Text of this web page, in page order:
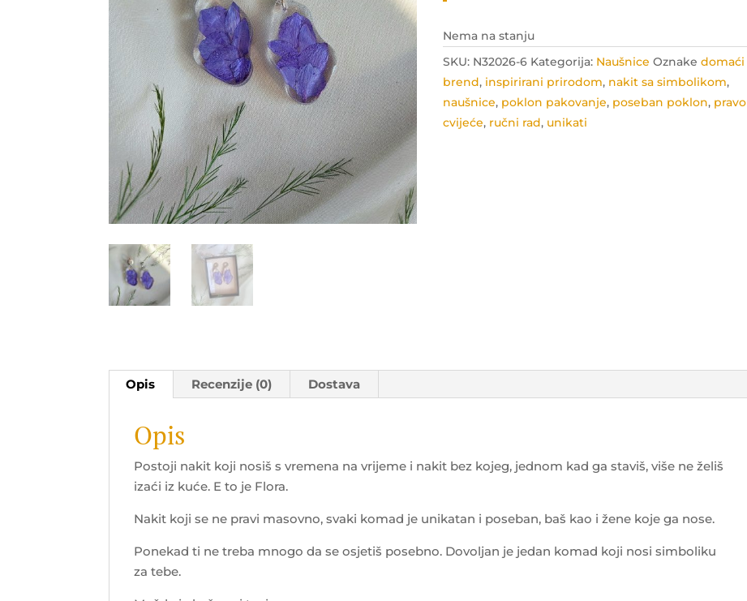
Nema na stanju
SKU: N32026-6 Kategorija: Naušnice Oznakedomaći
brend, inspirirani prirodom, nakit sa simbolikom,
naušnice, poklon pakovanje, poseban poklon, pravo
cvijeće, ručni rad, unikati
Opis Recenzije (0) Dostava
Opis
Postoji nakit koji nosiš s vremena na vrijeme i nakit bez kojeg, jednom kad ga staviš, više ne želiš
izaći iz kuće. E to je Flora.
Nakit koji se ne pravi masovno, svaki komad je unikatan i poseban, baš kao i žene koje ga nose.
Ponekad ti ne treba mnogo da se osjetiš posebno. Dovoljan je jedan komad koji nosi simboliku
za tebe.